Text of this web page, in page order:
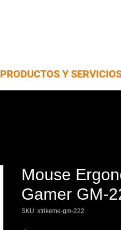
PRODUCTOS Y
Mouse
Gamer GM-
SKU: xtrikeme-gm-222